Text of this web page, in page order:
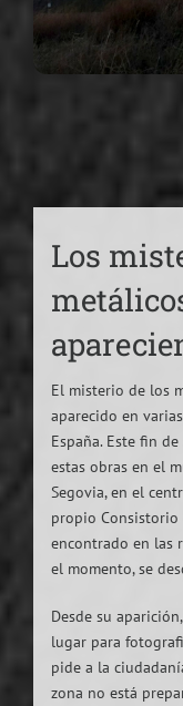
Los
El misterio de los
aparecido en
España. Este fin
estas obras en el
Segovia, en el
propio
encontrado en las
el momento, se
Desde su
lugar para
pide a la
zona no está